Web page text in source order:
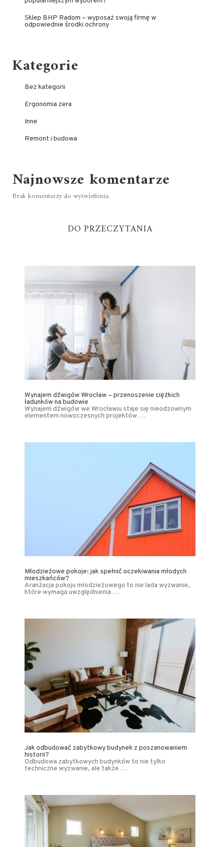
Sklep BHP Radom – wyposaż swoją firmę w
odpowiednie środki ochrony
Kategorie
Bez kategorii
Ergonomia zera
Inne
Remont i budowa
Najnowsze komentarze
Brak komentarzy do wyświetlenia.
DO PRZECZYTANIA
Wynajem dźwigów Wrocław – przenoszenie ciężkich
ładunków na budowie
Wynajem dźwigów we Wrocławiu staje się nieodzownym
elementem nowoczesnych projektów …
Młodzieżowe pokoje: jak spełnić oczekiwania młodych
mieszkańców?
Aranżacja pokoju młodzieżowego to nie lada wyzwanie,
które wymaga uwzględnienia …
Jak odbudować zabytkowy budynek z poszanowaniem
historii?
Odbudowa zabytkowych budynków to nie tylko
techniczne wyzwanie, ale także …